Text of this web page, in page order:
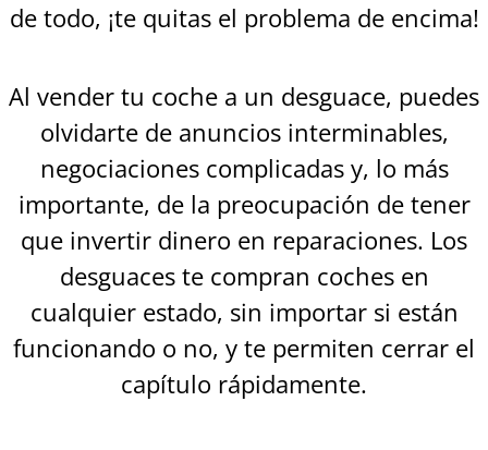
de todo, ¡te quitas el problema de encima!
Al vender tu coche a un desguace, puedes
olvidarte de anuncios interminables,
negociaciones complicadas y, lo más
importante, de la preocupación de tener
que invertir dinero en reparaciones. Los
desguaces te compran coches en
cualquier estado, sin importar si están
funcionando o no, y te permiten cerrar el
capítulo rápidamente.